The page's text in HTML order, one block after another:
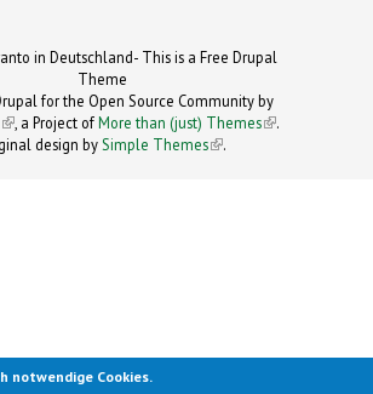
in Deutschland- This is a Free Drupal
Theme
for the Open Source Community by
(link is external)
, a Project ofMore than (just) Themes (link is
.
design by Simple Themes
(link is
.
notwendige Cookies.